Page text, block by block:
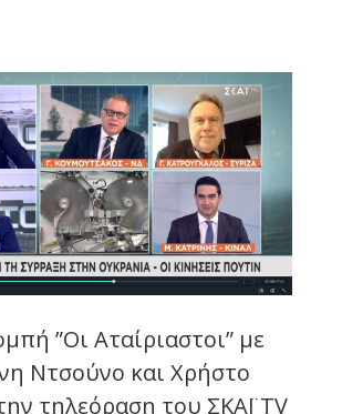
”Οι Αταίριαστοι” με
Ντσούνο και Χρήστο
τηλεόραση του ΣΚΑΪ ΤV